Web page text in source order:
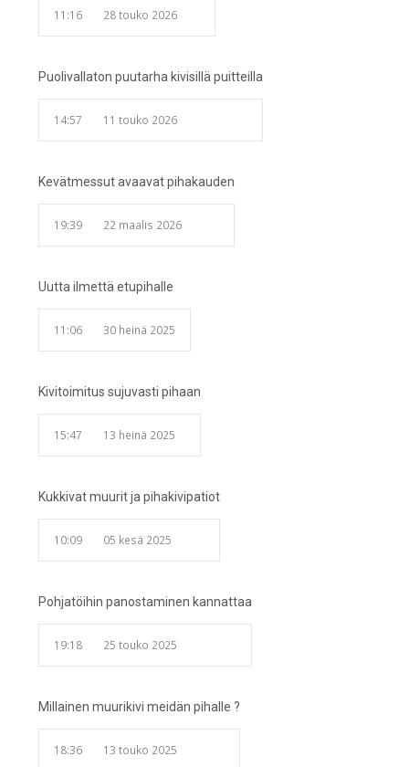
11:16 28 touko 2026
Puolivallaton puutarha kivisillä puitteilla
14:57 11 touko 2026
Kevätmessut avaavat pihakauden
19:39 22 maalis 2026
Uutta ilmettä etupihalle
11:06 30 heinä 2025
Kivitoimitus sujuvasti pihaan
15:47 13 heinä 2025
Kukkivat muurit ja pihakivipatiot
10:09 05 kesä 2025
Pohjatöihin panostaminen kannattaa
19:18 25 touko 2025
Millainen muurikivi meidän pihalle ?
18:36 13 touko 2025